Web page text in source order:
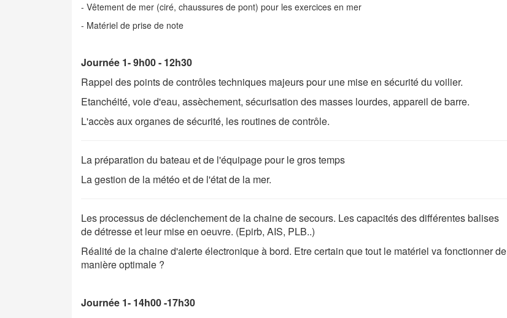
- Vêtement de mer (ciré, chaussures de pont) pour les exercices en mer
- Matériel de prise de note
Journée 1- 9h00 - 12h30
Rappel des points de contrôles techniques majeurs pour une mise en sécurité du voilier.
Etanchéité, voie d'eau, assèchement, sécurisation des masses lourdes, appareil de barre.
L'accès aux organes de sécurité, les routines de contrôle.
La préparation du bateau et de l'équipage pour le gros temps
La gestion de la météo et de l'état de la mer.
Les processus de déclenchement de la chaine de secours. Les capacités des différentes balises
de détresse et leur mise en oeuvre. (Epirb, AIS, PLB..)
Réalité de la chaine d'alerte électronique à bord. Etre certain que tout le matériel va fonctionner de
manière optimale ?
Journée 1- 14h00 -17h30